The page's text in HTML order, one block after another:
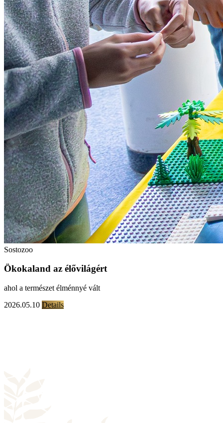
Sostozoo
Ökokaland az élővilágért
ahol a természet élménnyé vált
2026.05.10 Details